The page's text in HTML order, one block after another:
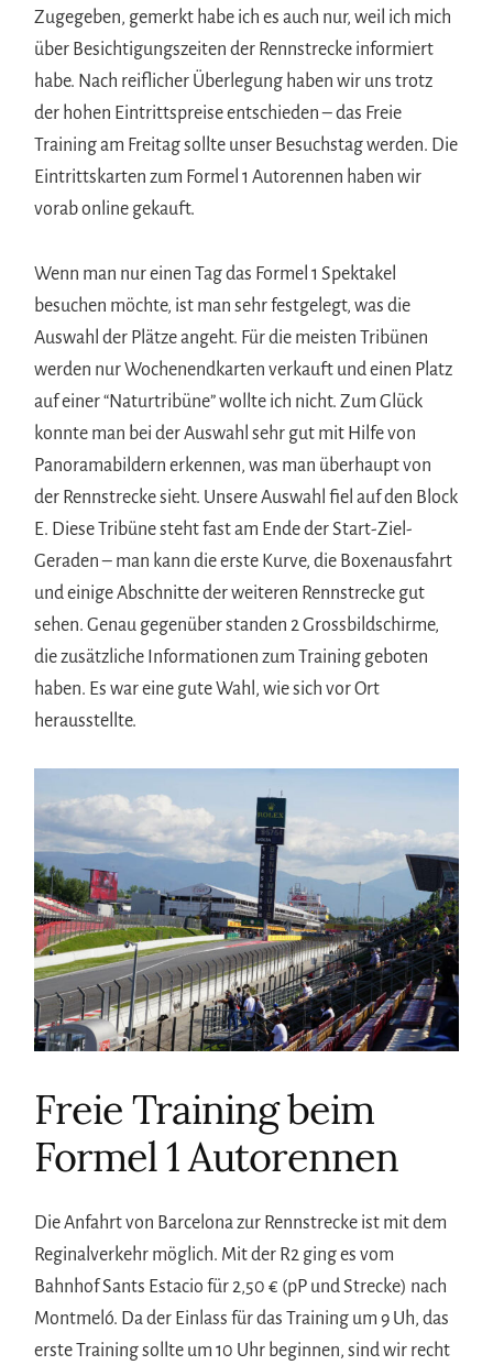
Zugegeben, gemerkt habe ich es auch nur, weil ich mich
über Besichtigungszeiten der Rennstrecke informiert
habe. Nach reiflicher Überlegung haben wir uns trotz
der hohen Eintrittspreise entschieden – das Freie
Training am Freitag sollte unser Besuchstag werden. Die
Eintrittskarten zum Formel 1 Autorennen haben wir
vorab online gekauft.
Wenn man nur einen Tag das Formel 1 Spektakel
besuchen möchte, ist man sehr festgelegt, was die
Auswahl der Plätze angeht. Für die meisten Tribünen
werden nur Wochenendkarten verkauft und einen Platz
auf einer “Naturtribüne” wollte ich nicht. Zum Glück
konnte man bei der Auswahl sehr gut mit Hilfe von
Panoramabildern erkennen, was man überhaupt von
der Rennstrecke sieht. Unsere Auswahl fiel auf den Block
E. Diese Tribüne steht fast am Ende der Start-Ziel-
Geraden – man kann die erste Kurve, die Boxenausfahrt
und einige Abschnitte der weiteren Rennstrecke gut
sehen. Genau gegenüber standen 2 Grossbildschirme,
die zusätzliche Informationen zum Training geboten
haben. Es war eine gute Wahl, wie sich vor Ort
herausstellte.
Freie Training beim
Formel 1 Autorennen
Die Anfahrt von Barcelona zur Rennstrecke ist mit dem
Reginalverkehr möglich. Mit der R2 ging es vom
Bahnhof Sants Estacio für 2,50 € (pP und Strecke) nach
Montmeló. Da der Einlass für das Training um 9 Uh, das
erste Training sollte um 10 Uhr beginnen, sind wir recht